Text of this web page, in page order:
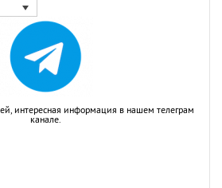
интересная информация в нашем телеграм
канале.